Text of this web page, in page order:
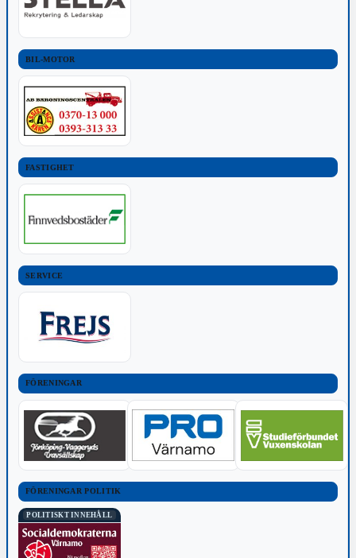
BIL-MOTOR
FASTIGHET
SERVICE
FÖRENINGAR
FÖRENINGAR POLITIK
POLITISKT INNEHÅLL